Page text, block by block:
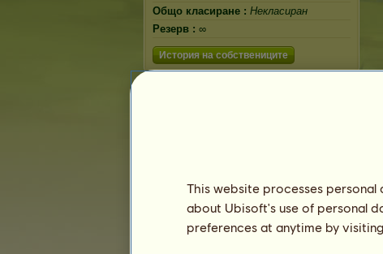
Общо класиране : Некласиран
Резерв : ∞
История на собствениците
This website processes
about Ubisoft's use of personal
preferences at anytime by